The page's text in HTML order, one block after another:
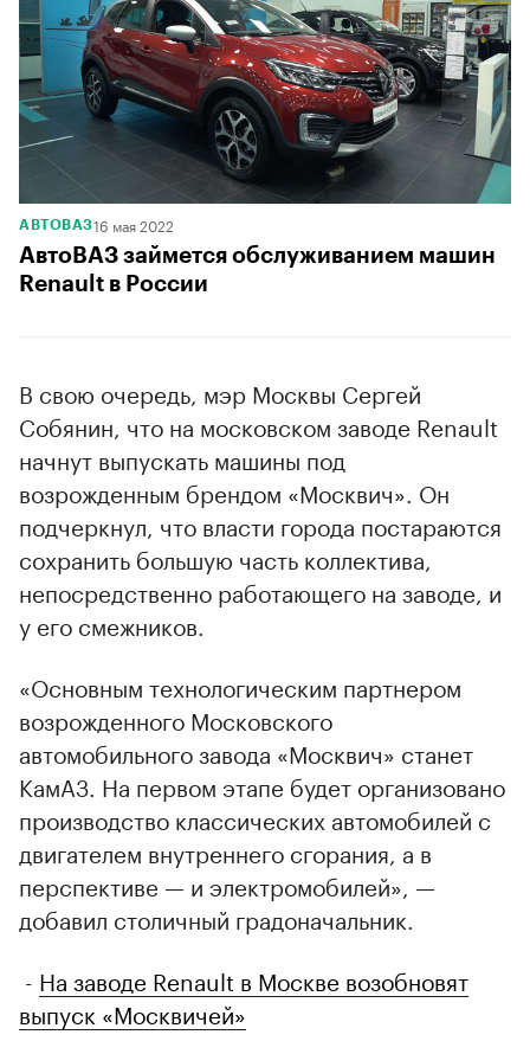
АВТОВАЗ16 мая 2022
АвтоВАЗ займется обслуживанием машин
Renault в России
В свою очередь, мэр Москвы Сергей
Собянин, что на московском заводе Renault
начнут выпускать машины под
возрожденным брендом «Москвич». Он
подчеркнул, что власти города постараются
сохранить большую часть коллектива,
непосредственно работающего на заводе, и
у его смежников.
«Основным технологическим партнером
возрожденного Московского
автомобильного завода «Москвич» станет
КамАЗ. На первом этапе будет организовано
производство классических автомобилей с
двигателем внутреннего сгорания, а в
перспективе — и электромобилей», —
добавил столичный градоначальник.
- На заводе Renault в Москве возобновят
выпуск «Москвичей»